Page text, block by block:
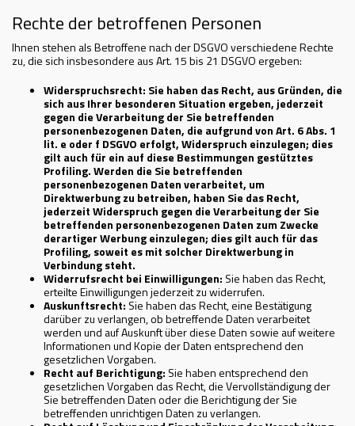
Rechte der betroffenen Personen
Ihnen stehen als Betroffene nach der DSGVO verschiedene Rechte
zu, die sich insbesondere aus Art. 15 bis 21 DSGVO ergeben:
Widerspruchsrecht: Sie haben das Recht, aus Gründen, die
sich aus Ihrer besonderen Situation ergeben, jederzeit
gegen die Verarbeitung der Sie betreffenden
personenbezogenen Daten, die aufgrund von Art. 6 Abs. 1
lit. e oder f DSGVO erfolgt, Widerspruch einzulegen; dies
gilt auch für ein auf diese Bestimmungen gestütztes
Profiling. Werden die Sie betreffenden
personenbezogenen Daten verarbeitet, um
Direktwerbung zu betreiben, haben Sie das Recht,
jederzeit Widerspruch gegen die Verarbeitung der Sie
betreffenden personenbezogenen Daten zum Zwecke
derartiger Werbung einzulegen; dies gilt auch für das
Profiling, soweit es mit solcher Direktwerbung in
Verbindung steht.
Widerrufsrecht bei Einwilligungen: Sie haben das Recht,
erteilte Einwilligungen jederzeit zu widerrufen.
Auskunftsrecht: Sie haben das Recht, eine Bestätigung
darüber zu verlangen, ob betreffende Daten verarbeitet
werden und auf Auskunft über diese Daten sowie auf weitere
Informationen und Kopie der Daten entsprechend den
gesetzlichen Vorgaben.
Recht auf Berichtigung: Sie haben entsprechend den
gesetzlichen Vorgaben das Recht, die Vervollständigung der
Sie betreffenden Daten oder die Berichtigung der Sie
betreffenden unrichtigen Daten zu verlangen.